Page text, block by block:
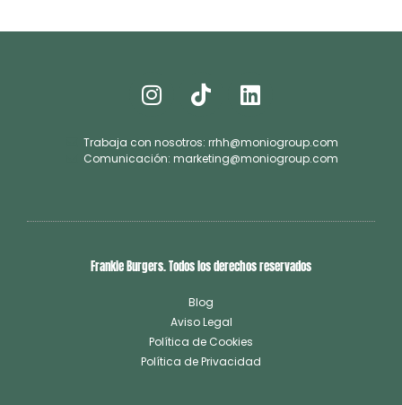
Trabaja con nosotros: rrhh@moniogroup.com
Comunicación: marketing@moniogroup.com
Frankie Burgers. Todos los derechos reservados
Blog
Aviso Legal
Política de Cookies
Política de Privacidad